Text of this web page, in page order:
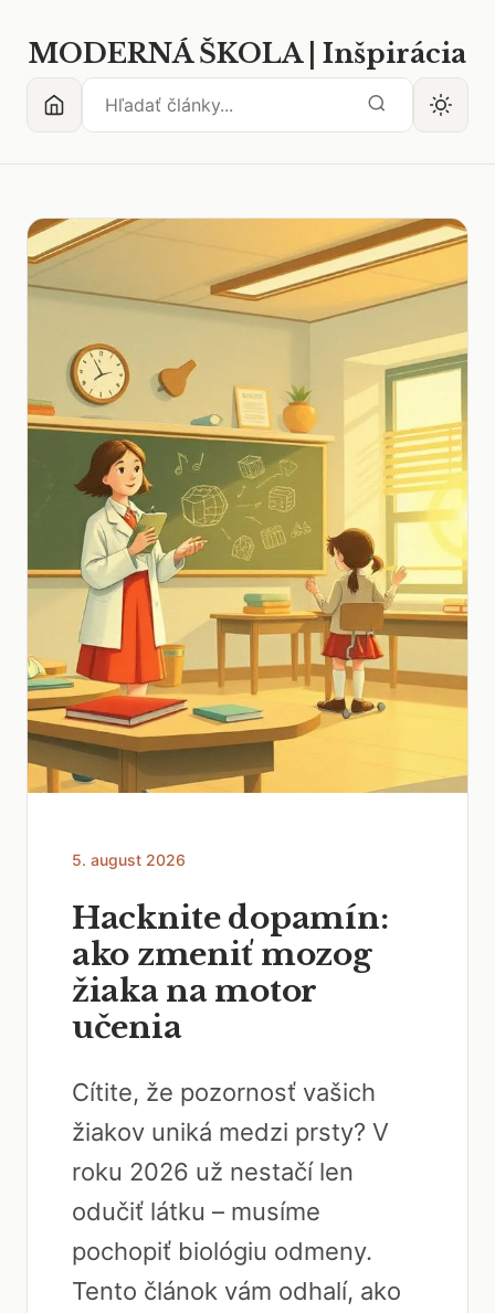
MODERNÁ ŠKOLA | Inšpirácia
5. august 2026
Hacknite dopamín:
ako zmeniť mozog
žiaka na motor
učenia
Cítite, že pozornosť vašich
žiakov uniká medzi prsty? V
roku 2026 už nestačí len
odučiť látku – musíme
pochopiť biológiu odmeny.
Tento článok vám odhalí, ako